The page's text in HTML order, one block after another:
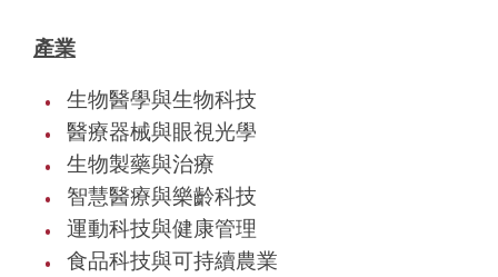
產業
生物醫學與生物科技
醫療器械與眼視光學
生物製藥與治療
智慧醫療與樂齡科技
運動科技與健康管理
食品科技與可持續農業